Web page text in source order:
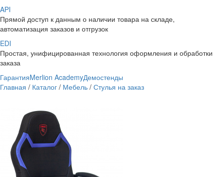
API
Прямой доступ к данным о наличии товара на складе,
автоматизация заказов и отгрузок
EDI
Простая, унифицированная технология оформления и обработки
заказа
ГарантияMerlion AcademyДемостенды
Главная / Каталог / Мебель / Стулья на заказ